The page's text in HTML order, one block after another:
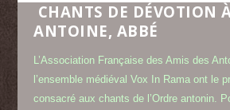
CHANTS DE DÉVOTION
ANTOINE, ABBÉ
L’Association Française des Amis des
l’ensemble médiéval Vox In Rama ont le
consacré aux chants de l’Ordre antonin.